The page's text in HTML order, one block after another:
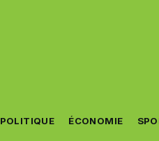
POLITIQUE ÉCONOMIE